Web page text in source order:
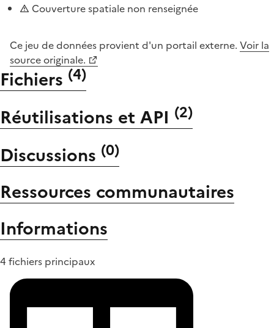
Couverture spatiale non renseignée
Ce jeu de données provient d'un portail externe. Voir la
source originale.
Fichiers (4)
Réutilisations et API (2)
Discussions (0)
Ressources communautaires
Informations
4 fichiers principaux